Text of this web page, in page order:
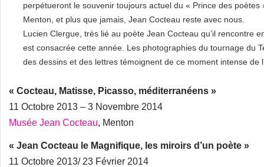
perpétueront le souvenir toujours actuel du « Prince des
Menton, et plus que jamais, Jean Cocteau reste avec nous.
Lucien Clergue, très lié au poète Jean Cocteau qu’il rencontre
est consacrée cette année. Les photographies du tournage du
des dessins et des lettres témoignent de ce moment intense de
« Cocteau, Matisse, Picasso, méditerranéens »
11 Octobre 2013 – 3 Novembre 2014
Musée Jean Cocteau, Menton
« Jean Cocteau le Magnifique, les miroirs d’un poète »
11 Octobre 2013/ 23 Février 2014